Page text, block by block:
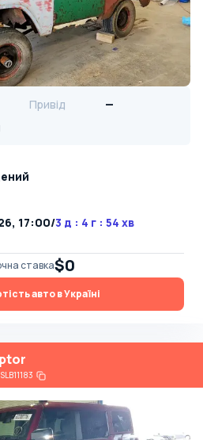
Привід
—
17:00/3 д : 4 г : 54 хв
ставка$0
авто в Україні